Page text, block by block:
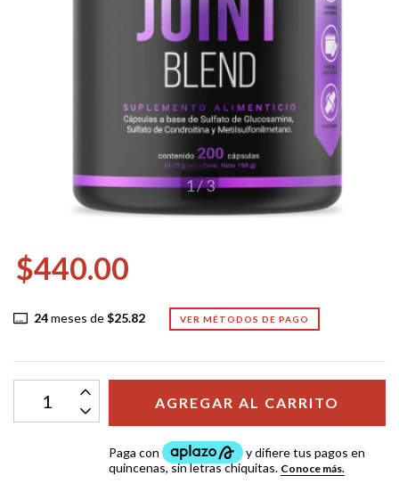
1/3
$440.00
24meses de$25.82 VER MÉTODOS DE PAGO